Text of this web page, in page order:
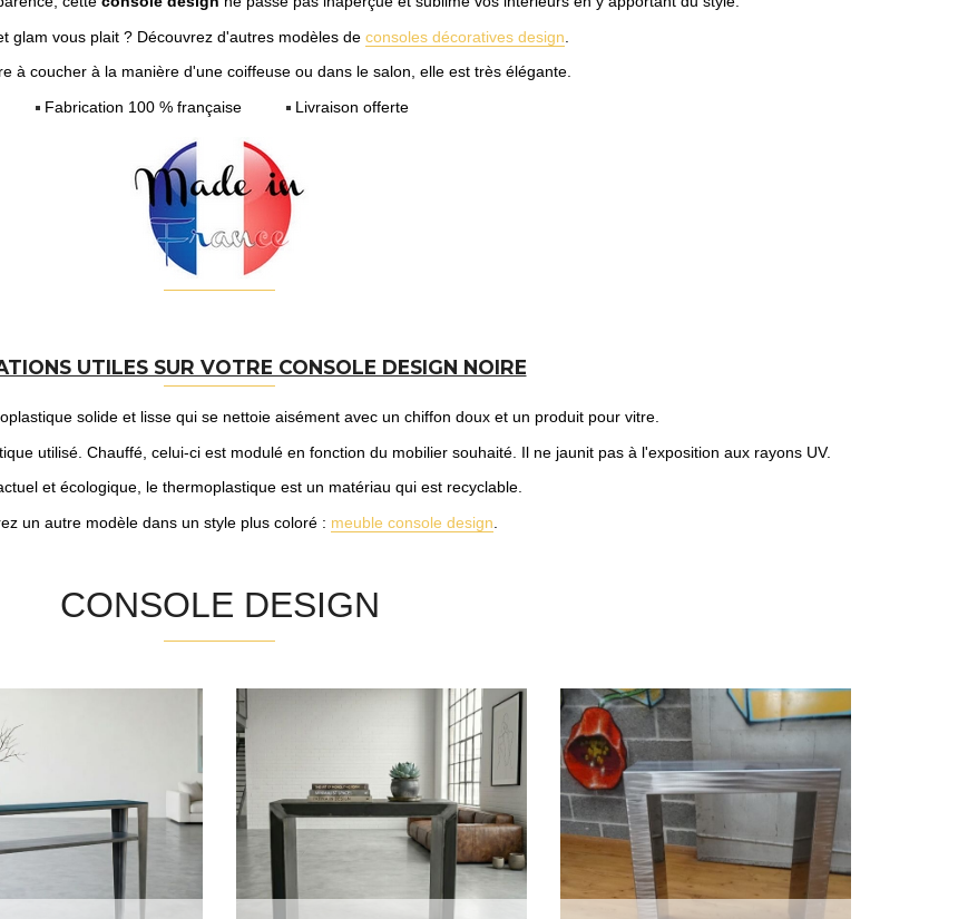
glam vous plait ? Découvrez d'autres modèles de consoles décoratives design
à coucher à la manière d'une coiffeuse ou dans le salon, elle est très élégante.
Fabrication 100 % française
Livraison offerte
UTILES SUR VOTRE CONSOLE DESIGN NOIRE
solide et lisse qui se nettoie aisément avec un chiffon doux et un produit pour vitre.
utilisé. Chauffé, celui-ci est modulé en fonction du mobilier souhaité. Il ne jaunit pas à l'exposition aux rayons UV.
et écologique, le thermoplastique est un matériau qui est recyclable.
un autre modèle dans un style plus coloré : meuble console design
CONSOLE DESIGN